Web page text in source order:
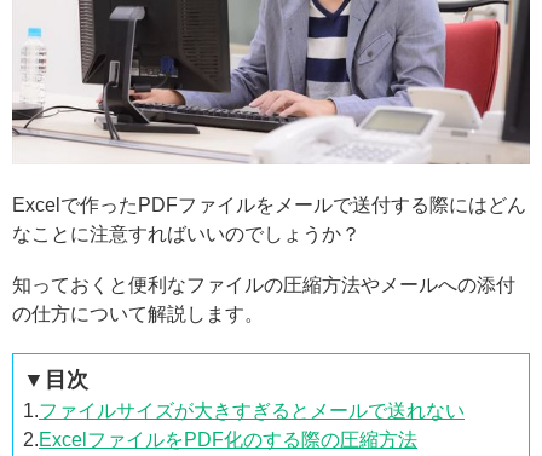
Excelで作ったPDFファイルをメールで送付する際にはどん
なことに注意すればいいのでしょうか？
知っておくと便利なファイルの圧縮方法やメールへの添付
の仕方について解説します。
▼目次
1.ファイルサイズが大きすぎるとメールで送れない
2.ExcelファイルをPDF化のする際の圧縮方法